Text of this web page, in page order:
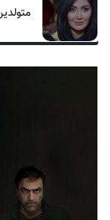
متولدین ۲۴ اسفند سینما ، تئاتر و موسیقی؛